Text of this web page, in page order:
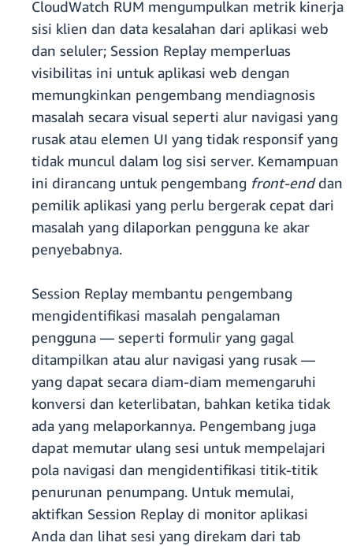
CloudWatch RUM mengumpulkan metrik kinerja
sisi klien dan data kesalahan dari aplikasi web
dan seluler; Session Replay memperluas
visibilitas ini untuk aplikasi web dengan
memungkinkan pengembang mendiagnosis
masalah secara visual seperti alur navigasi yang
rusak atau elemen UI yang tidak responsif yang
tidak muncul dalam log sisi server. Kemampuan
ini dirancang untuk pengembang front-enddan
pemilik aplikasi yang perlu bergerak cepat dari
masalah yang dilaporkan pengguna ke akar
penyebabnya.
Session Replay membantu pengembang
mengidentifikasi masalah pengalaman
pengguna — seperti formulir yang gagal
ditampilkan atau alur navigasi yang rusak —
yang dapat secara diam-diam memengaruhi
konversi dan keterlibatan, bahkan ketika tidak
ada yang melaporkannya. Pengembang juga
dapat memutar ulang sesi untuk mempelajari
pola navigasi dan mengidentifikasi titik-titik
penurunan penumpang. Untuk memulai,
aktifkan Session Replay di monitor aplikasi
Anda dan lihat sesi yang direkam dari tab